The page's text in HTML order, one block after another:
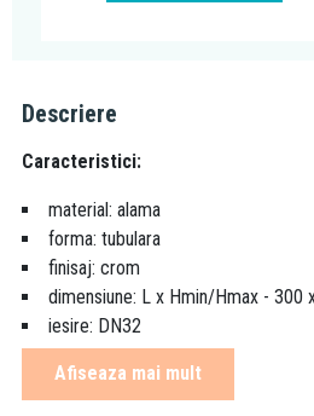
Descriere
Caracteristici:
material: alama
forma: tubulara
finisaj: crom
dimensiune: L x Hmin/Hmax - 300
iesire: DN32
cu flansa 5/4"
garnitura siliconica
Afiseaza mai mult